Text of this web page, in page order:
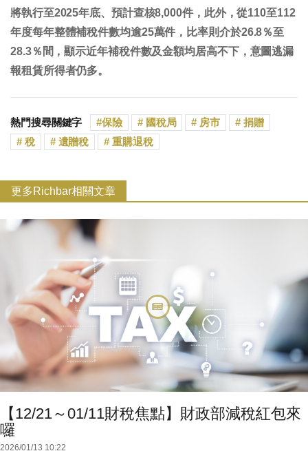
將執行至2025年底、預計查核8,000件，此外，從110至112
年度每年整體補稅件數均逾25萬件，比率則介於26.8％至
28.3％間，顯示近年補稅件數及金額均居高不下，意圖逃漏
報租賃所得者仍多。
熱門搜尋關鍵字 保險 國稅局 房市
捐贈
稅
遺贈稅 重購退稅
更多Richbar相關文章
【12/21～01/11財稅焦點】財政部減稅紅包來
囉
2026/01/13 10:22